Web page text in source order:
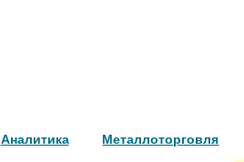
Аналитика Металлоторговля